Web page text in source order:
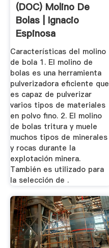
(DOC) Molino De
Bolas | Ignacio
Espinosa
Bobenrieth ...
Características del molino
de bola 1. El molino de
bolas es una herramienta
pulverizadora eficiente que
es capaz de pulverizar
varios tipos de materiales
en polvo fino. 2. El molino
de bolas tritura y muele
muchos tipos de minerales
y rocas durante la
explotación minera.
También es utilizado para
la selección de .